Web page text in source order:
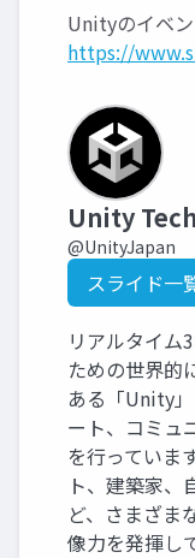
Unityのイベ
https://
Unity
@UnityJapan
スライド一
リアルタイム
ための世界的
ある「Unity
ート、コミュ
を行っていま
ト、建築家、
ど、さまざま
像力を発揮し